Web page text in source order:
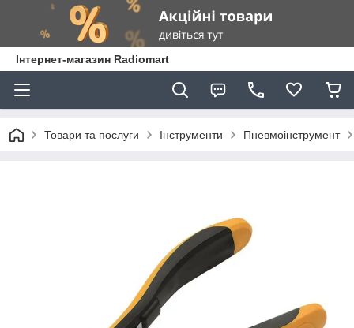
Інтернет-магазин Radiomart
Товари та послуги Інструменти Пневмоінструмент